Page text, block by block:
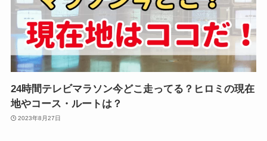
24時間テレビマラソン今どこ走ってる？ヒロミの現在
地やコース・ルートは？
2023年8月27日